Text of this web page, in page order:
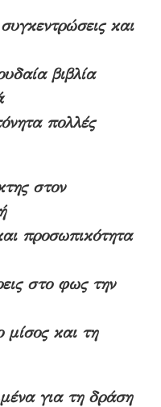
και
βιβλία
πολλές
στον
προσωπικότητα
στο φως την
μίσος και τη
για τη δράση